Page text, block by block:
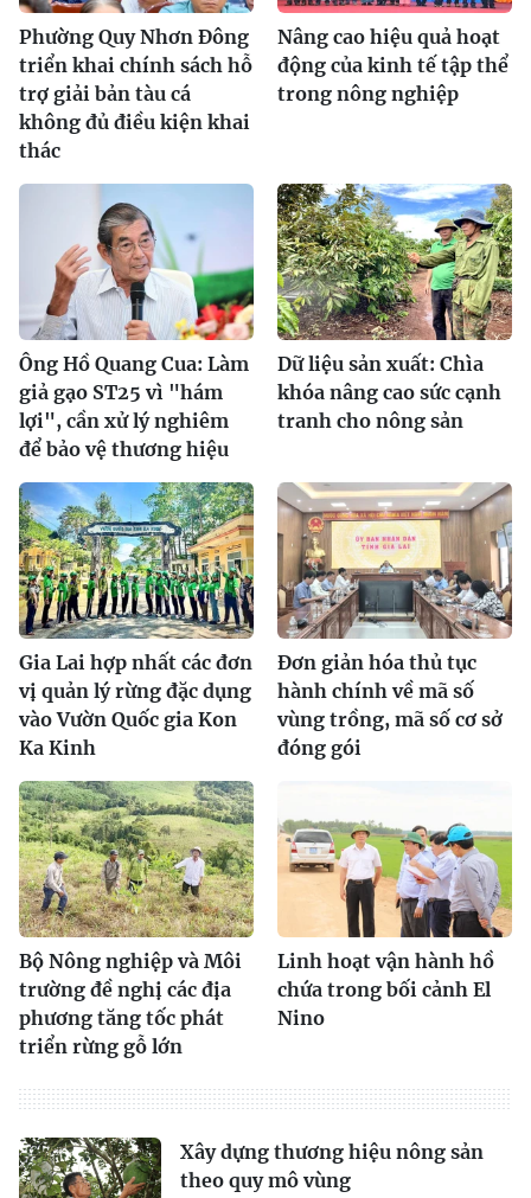
Phường Quy Nhơn Đông
triển khai chính sách hỗ
trợ giải bản tàu cá
không đủ điều kiện khai
thác
Nâng cao hiệu quả hoạt
động của kinh tế tập thể
trong nông nghiệp
Ông Hồ Quang Cua: Làm
giả gạo ST25 vì "hám
lợi", cần xử lý nghiêm
để bảo vệ thương hiệu
Dữ liệu sản xuất: Chìa
khóa nâng cao sức cạnh
tranh cho nông sản
Gia Lai hợp nhất các đơn
vị quản lý rừng đặc dụng
vào Vườn Quốc gia Kon
Ka Kinh
Đơn giản hóa thủ tục
hành chính về mã số
vùng trồng, mã số cơ sở
đóng gói
Bộ Nông nghiệp và Môi
trường đề nghị các địa
phương tăng tốc phát
triển rừng gỗ lớn
Linh hoạt vận hành hồ
chứa trong bối cảnh El
Nino
Xây dựng thương hiệu nông sản
theo quy mô vùng